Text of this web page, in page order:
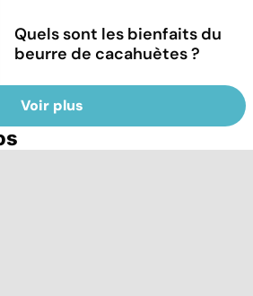
Quels sont les bienfaits du
beurre de cacahuètes ?
Voir plus